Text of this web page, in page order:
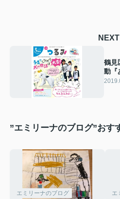
NEXT
鶴見
動『
いか
”エミリーナのブログ”おす
エミリーナのブログ エ